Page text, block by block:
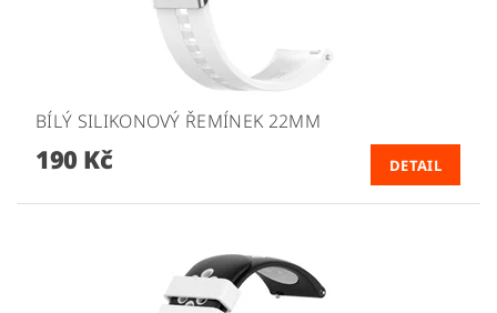
BÍLÝ SILIKONOVÝ ŘEMÍNEK 22MM
190 Kč DETAIL